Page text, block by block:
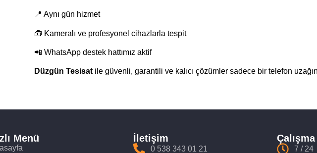
📍 Aynı gün hizmet
🧰 Kameralı ve profesyonel cihazlarla tespit
📲 WhatsApp destek hattımız aktif
Düzgün Tesisatile güvenli, garantili ve kalıcı çözümler sadece bir telefon
Menü İletişim
0 538 343 01 21 7 / 24